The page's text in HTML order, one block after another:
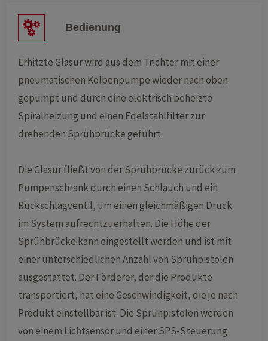
Bedienung
Erhitzte Glasur wird aus dem Trichter mit einer
pneumatischen Kolbenpumpe wieder nach oben
gepumpt und durch eine elektrisch beheizte
Spiralheizung und einen Edelstahlfilter zur
drehenden Sprühbrücke geführt.
Die Glasur fließt von der Sprühbrücke zurück zum
Pumpenschrank durch einen Schlauch und ein
Rückschlagventil, um einen gleichmäßigen Druck
im System aufrechtzuerhalten. Die Höhe der
Sprühbrücke kann eingestellt werden und ist mit
einer unterschiedlichen Anzahl von Sprühpistolen
ausgestattet. Der Förderer, der die Produkte
transportiert, hat eine Geschwindigkeit, die je nach
Produkt einstellbar ist. Die Sprühpistolen werden
von einem Lichtsensor und einer SPS-Steuerung